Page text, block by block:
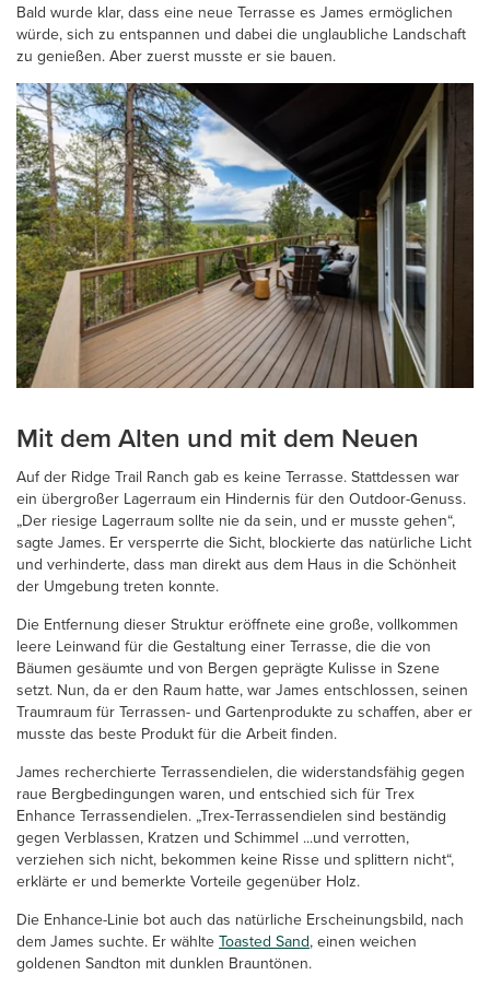
Bald wurde klar, dass eine neue Terrasse es James ermöglichen
würde, sich zu entspannen und dabei die unglaubliche Landschaft
zu genießen. Aber zuerst musste er sie bauen.
Mit dem Alten und mit dem Neuen
Auf der Ridge Trail Ranch gab es keine Terrasse. Stattdessen war
ein übergroßer Lagerraum ein Hindernis für den Outdoor-Genuss.
„Der riesige Lagerraum sollte nie da sein, und er musste gehen“,
sagte James. Er versperrte die Sicht, blockierte das natürliche Licht
und verhinderte, dass man direkt aus dem Haus in die Schönheit
der Umgebung treten konnte.
Die Entfernung dieser Struktur eröffnete eine große, vollkommen
leere Leinwand für die Gestaltung einer Terrasse, die die von
Bäumen gesäumte und von Bergen geprägte Kulisse in Szene
setzt. Nun, da er den Raum hatte, war James entschlossen, seinen
Traumraum für Terrassen- und Gartenprodukte zu schaffen, aber er
musste das beste Produkt für die Arbeit finden.
James recherchierte Terrassendielen, die widerstandsfähig gegen
raue Bergbedingungen waren, und entschied sich für Trex
Enhance Terrassendielen. „Trex-Terrassendielen sind beständig
gegen Verblassen, Kratzen und Schimmel ...und verrotten,
verziehen sich nicht, bekommen keine Risse und splittern nicht“,
erklärte er und bemerkte Vorteile gegenüber Holz.
Die Enhance-Linie bot auch das natürliche Erscheinungsbild, nach
dem James suchte. Er wählte Toasted Sand, einen weichen
goldenen Sandton mit dunklen Brauntönen.